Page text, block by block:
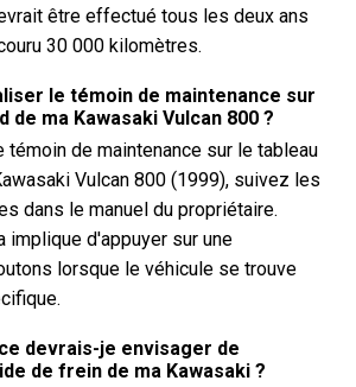
être effectué tous les deux ans
30 000 kilomètres.
le témoin de maintenance sur
de ma Kawasaki Vulcan 800 ?
témoin de maintenance sur le tableau
Vulcan 800 (1999), suivez les
dans le manuel du propriétaire.
implique d'appuyer sur une
lorsque le véhicule se trouve
devrais-je envisager de
de frein de ma Kawasaki ?